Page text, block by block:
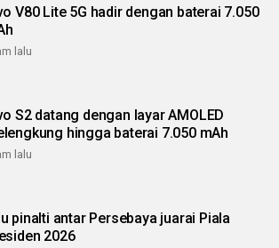
V80 Lite 5G hadir dengan baterai 7.050
lalu
S2 datang dengan layar AMOLED
hingga baterai 7.050 mAh
lalu
pinalti antar Persebaya juarai Piala
2026